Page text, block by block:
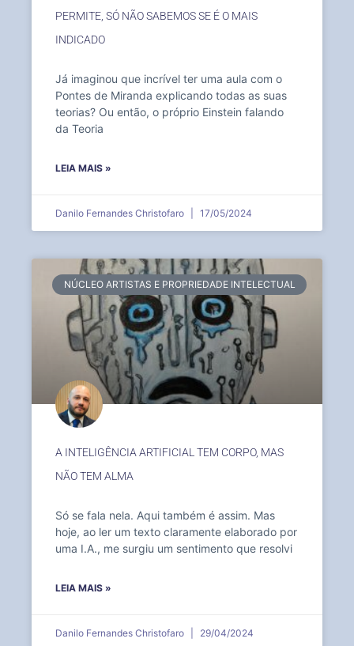
PERMITE, SÓ NÃO SABEMOS SE É O MAIS
INDICADO
Já imaginou que incrível ter uma aula com o
Pontes de Miranda explicando todas as suas
teorias? Ou então, o próprio Einstein falando
da Teoria
LEIA MAIS »
Danilo Fernandes Christofaro 17/05/2024
NÚCLEO ARTISTAS E PROPRIEDADE INTELECTUAL
A INTELIGÊNCIA ARTIFICIAL TEM CORPO, MAS
NÃO TEM ALMA
Só se fala nela. Aqui também é assim. Mas
hoje, ao ler um texto claramente elaborado por
uma I.A., me surgiu um sentimento que resolvi
LEIA MAIS »
Danilo Fernandes Christofaro 29/04/2024